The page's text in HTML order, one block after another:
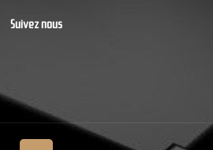
Suivez nous